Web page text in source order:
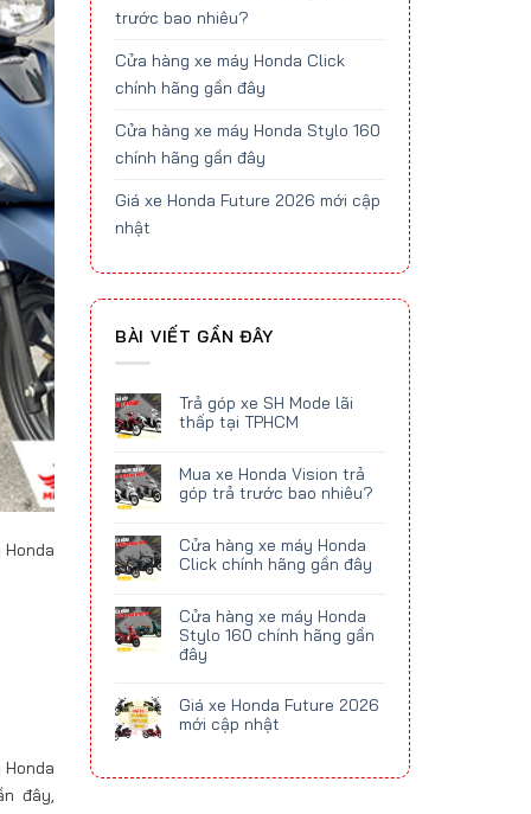
đây,
trước bao nhiêu?
Cửa hàng xe máy Honda Click
chính hãng gần đây
Cửa hàng xe máy Honda Stylo 160
chính hãng gần đây
Giá xe Honda Future 2026 mới cập
nhật
BÀI VIẾT GẦN ĐÂY
Trả góp xe SH Mode lãi
thấp tại TPHCM
Mua xe Honda Vision trả
góp trả trước bao nhiêu?
Cửa hàng xe máy Honda
Click chính hãng gần đây
Cửa hàng xe máy Honda
Stylo 160 chính hãng gần
đây
Giá xe Honda Future 2026
mới cập nhật